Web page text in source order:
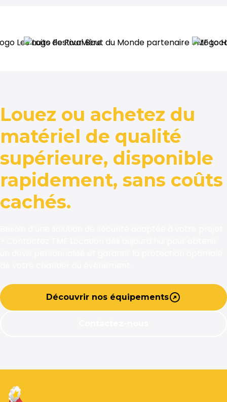
Louez ou achetez du
matériel de qualité
supérieure, disponible
rapidement, sans coûts
cachés.
Découvrir nos équipements